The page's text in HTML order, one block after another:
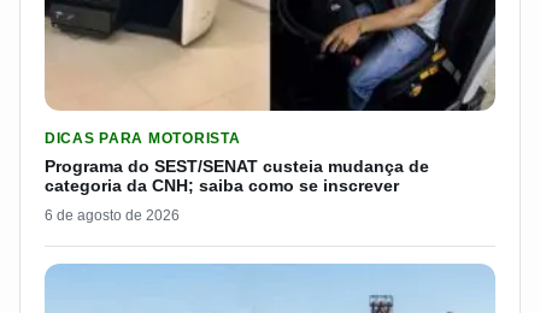
DICAS PARA MOTORISTA
Programa do SEST/SENAT custeia mudança de
categoria da CNH; saiba como se inscrever
6 de agosto de 2026